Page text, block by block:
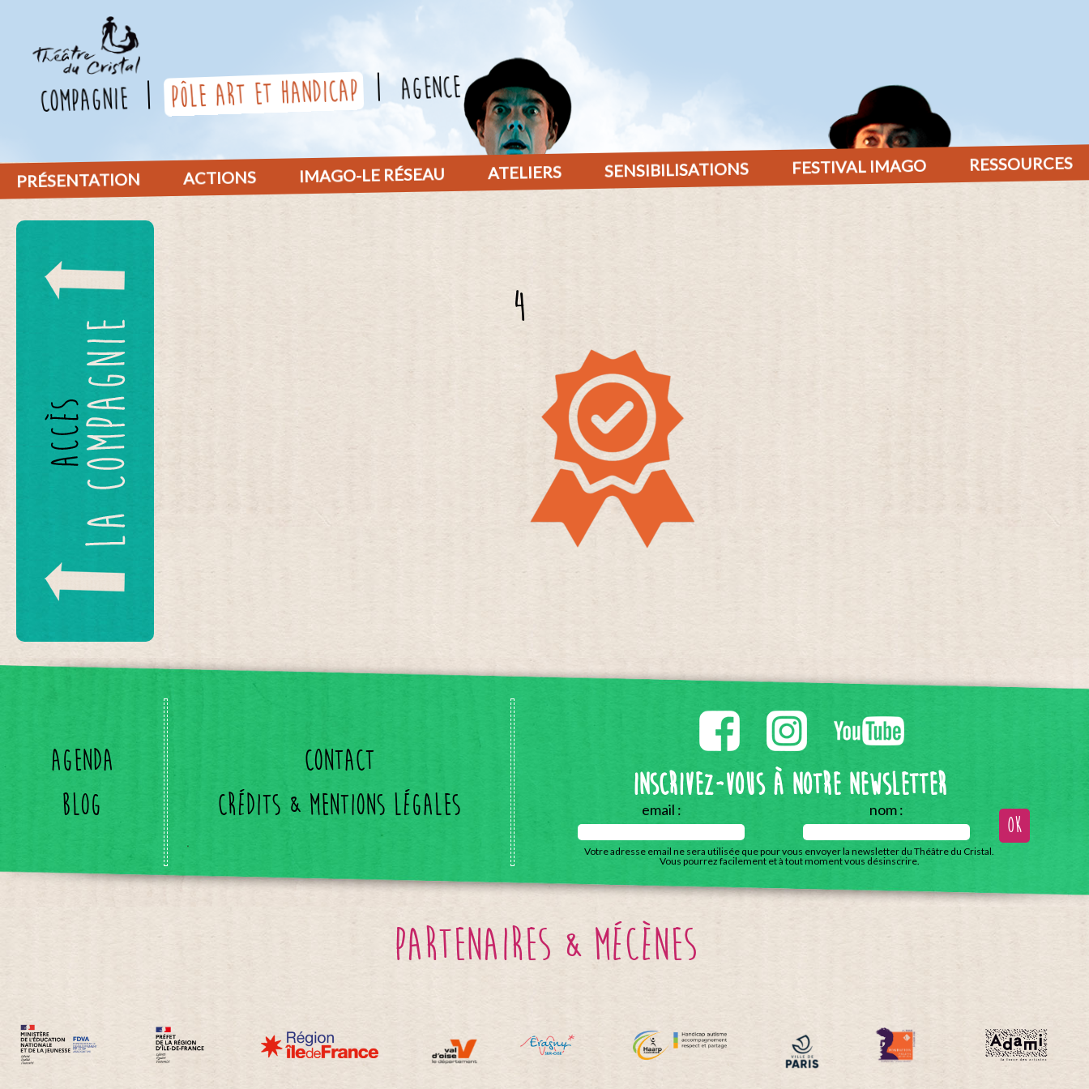
compagnie pôle art et handicap agence
PRÉSENTATION ACTIONS IMAGO-LE RÉSEAU ATELIERS SENSIBILISATIONS FESTIVAL IMAGO RESSOURCES
4
Agenda
Blog
Contact
Crédits & mentions légales
Inscrivez-vous à notre Newsletter
email : nom :
Votre adresse email ne sera utilisée que pour vous envoyer la newsletter du Théâtre du Cristal.
Vous pourrez facilement et à tout moment vous désinscrire.
partenaires & mécènes